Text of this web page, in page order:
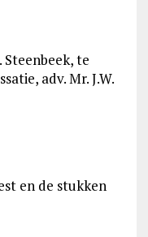
Steenbeek, te
adv. Mr. J.W.
en de stukken